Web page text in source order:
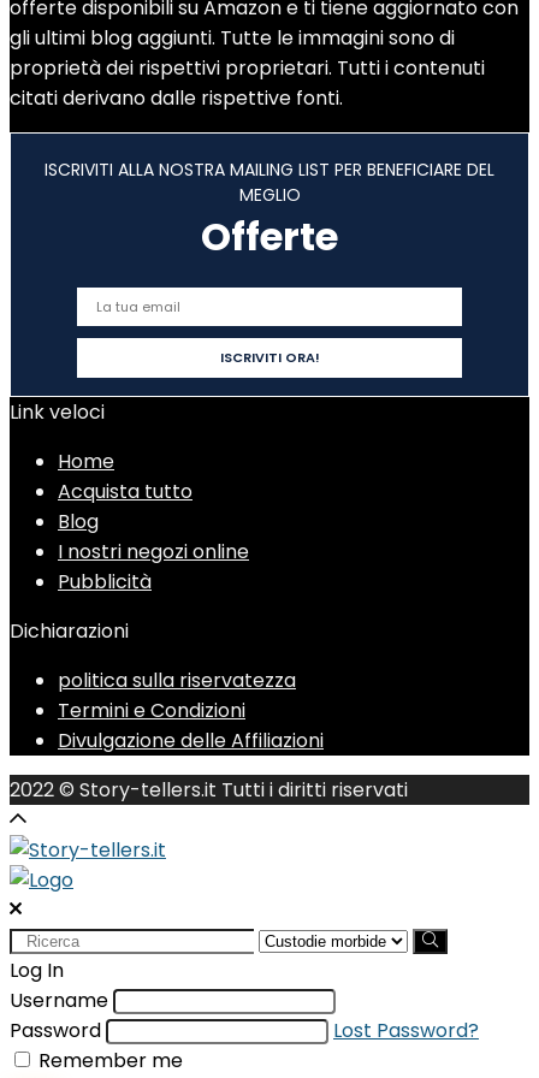
offerte disponibili su Amazon e ti tiene aggiornato con
gli ultimi blog aggiunti. Tutte le immagini sono di
proprietà dei rispettivi proprietari. Tutti i contenuti
citati derivano dalle rispettive fonti.
ISCRIVITI ALLA NOSTRA MAILING LIST PER BENEFICIARE DEL
MEGLIO
Offerte
Link veloci
Home
Acquista tutto
Blog
I nostri negozi online
Pubblicità
Dichiarazioni
politica sulla riservatezza
Termini e Condizioni
Divulgazione delle Affiliazioni
2022 © Story-tellers.it Tutti i diritti riservati
Search
for:
Log In
Username
Password
Lost Password?
Remember me